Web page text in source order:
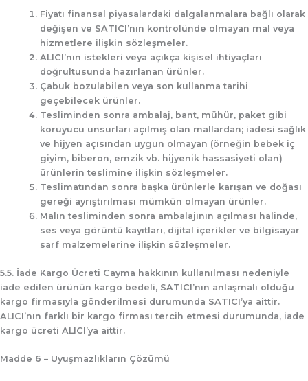
Fiyatı finansal piyasalardaki dalgalanmalara bağlı olarak
değişen ve SATICI’nın kontrolünde olmayan mal veya
hizmetlere ilişkin sözleşmeler.
ALICI’nın istekleri veya açıkça kişisel ihtiyaçları
doğrultusunda hazırlanan ürünler.
Çabuk bozulabilen veya son kullanma tarihi
geçebilecek ürünler.
Tesliminden sonra ambalaj, bant, mühür, paket gibi
koruyucu unsurları açılmış olan mallardan; iadesi sağlık
ve hijyen açısından uygun olmayan (örneğin bebek iç
giyim, biberon, emzik vb. hijyenik hassasiyeti olan)
ürünlerin teslimine ilişkin sözleşmeler.
Teslimatından sonra başka ürünlerle karışan ve doğası
gereği ayrıştırılması mümkün olmayan ürünler.
Malın tesliminden sonra ambalajının açılması halinde,
ses veya görüntü kayıtları, dijital içerikler ve bilgisayar
sarf malzemelerine ilişkin sözleşmeler.
5.5. İade Kargo Ücreti Cayma hakkının kullanılması nedeniyle
iade edilen ürünün kargo bedeli, SATICI’nın anlaşmalı olduğu
kargo firmasıyla gönderilmesi durumunda SATICI’ya aittir.
ALICI’nın farklı bir kargo firması tercih etmesi durumunda, iade
kargo ücreti ALICI’ya aittir.
Madde 6 – Uyuşmazlıkların Çözümü